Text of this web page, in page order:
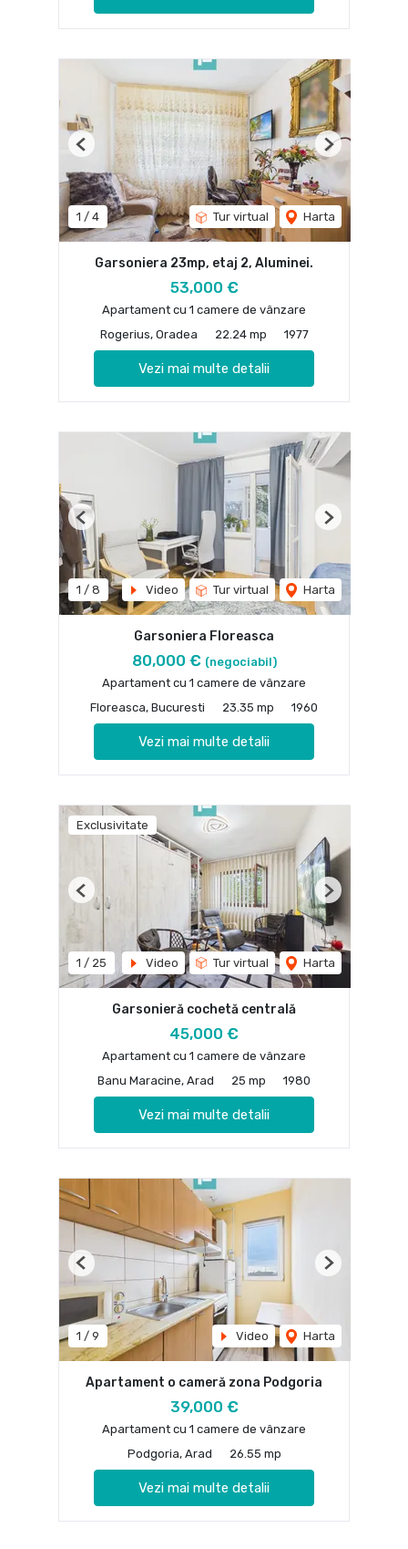
1 / 4 Tur virtual Harta
Previous Next
Garsoniera 23mp, etaj 2, Aluminei.
53,000 €
Apartament cu 1 camere de vânzare
Rogerius, Oradea
22.24 mp 1977
Vezi mai multe detalii
1 / 8 Video Tur virtual Harta
Previous Next
Garsoniera Floreasca
80,000 € (negociabil)
Apartament cu 1 camere de vânzare
Floreasca, Bucuresti
23.35 mp 1960
Vezi mai multe detalii
Exclusivitate
1 / 25 Video Tur virtual Harta
Previous Next
Garsonieră cochetă centrală
45,000 €
Apartament cu 1 camere de vânzare
Banu Maracine, Arad
25 mp 1980
Vezi mai multe detalii
1 / 9 Video Harta
Previous Next
Apartament o cameră zona Podgoria
39,000 €
Apartament cu 1 camere de vânzare
Podgoria, Arad
26.55 mp
Vezi mai multe detalii